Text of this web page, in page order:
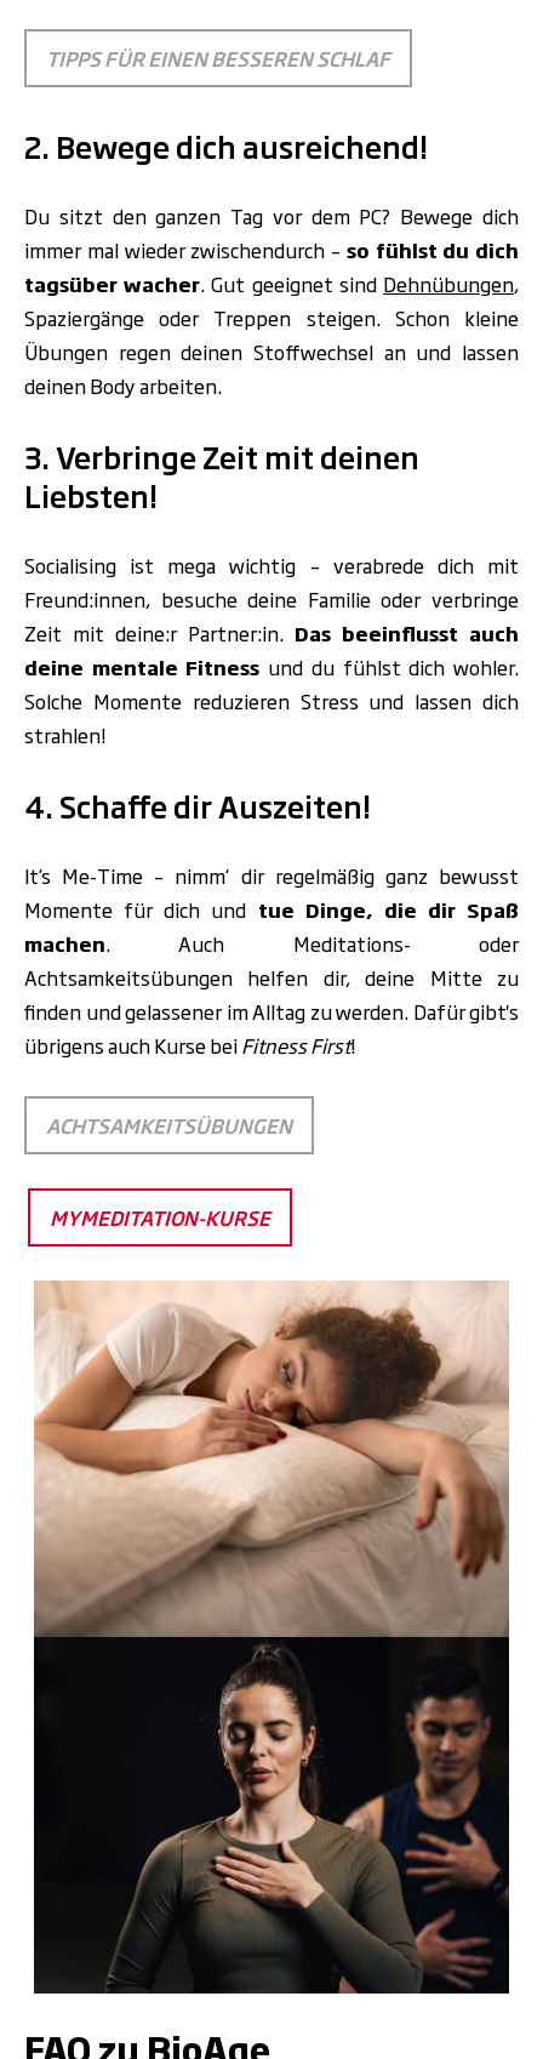
TIPPS FÜR EINEN BESSEREN SCHLAF
2. Bewege dich ausreichend!
Du sitzt den ganzen Tag vor dem PC? Bewege dich
immer mal wieder zwischendurch – so fühlst du dich
tagsüber wacher. Gut geeignet sind Dehnübungen,
Spaziergänge oder Treppen steigen. Schon kleine
Übungen regen deinen Stoffwechsel an und lassen
deinen Body arbeiten.
3. Verbringe Zeit mit deinen
Liebsten!
Socialising ist mega wichtig – verabrede dich mit
Freund:innen, besuche deine Familie oder verbringe
Zeit mit deine:r Partner:in. Das beeinflusst auch
deine mentale Fitness und du fühlst dich wohler.
Solche Momente reduzieren Stress und lassen dich
strahlen!
4. Schaffe dir Auszeiten!
It’s Me-Time – nimm‘ dir regelmäßig ganz bewusst
Momente für dich und tue Dinge, die dir Spaß
machen. Auch Meditations- oder
Achtsamkeitsübungen helfen dir, deine Mitte zu
finden und gelassener im Alltag zu werden. Dafür gibt's
übrigens auch Kurse beiFitness First!
ACHTSAMKEITSÜBUNGEN
MYMEDITATION-KURSE
FAQ zu BioAge